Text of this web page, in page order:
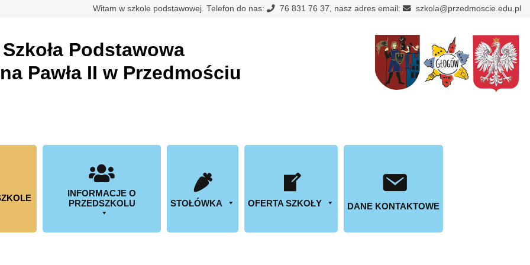
Witam w szkole podstawowej. Telefon do nas: 76 831 76 37, nasz adres email: szkola@przedmoscie.edu.pl
Szkoła Podstawowa
Pawła II w Przedmościu
INFORMACJE O
PRZEDSZKOLU
STOŁÓWKA OFERTA SZKOŁY DANE KONTAKTOWE